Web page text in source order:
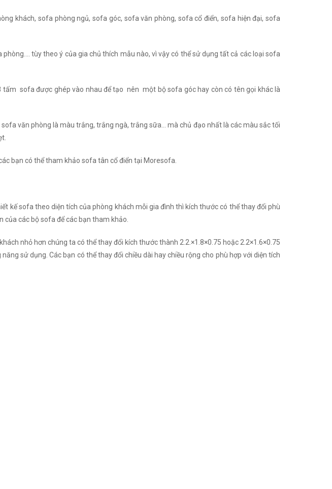
khách, sofa phòng ngủ, sofa góc, sofa văn phòng, sofa cổ điển, sofa hiện đại, sofa
tùy theo ý của gia chủ thích mẫu nào, vì vậy có thể sử dụng tất cả các loại sofa
sofa được ghép vào nhau để tạo nên một bộ sofa góc hay còn có tên gọi khác là
văn phòng là màu trắng, trắng ngà, trắng sữa… mà chủ đạo nhất là các màu sắc tối
bạn có thể tham khảo sofa tân cổ điển tại Moresofa.
sofa theo diện tích của phòng khách mỗi gia đình thì kích thước có thể thay đổi phù
của các bộ sofa để các bạn tham khảo.
nhỏ hơn chúng ta có thể thay đổi kích thước thành 2.2.×1.8×0.75 hoặc 2.2×1.6×0.75
sử dụng. Các bạn có thể thay đổi chiều dài hay chiều rộng cho phù hợp với diện tích